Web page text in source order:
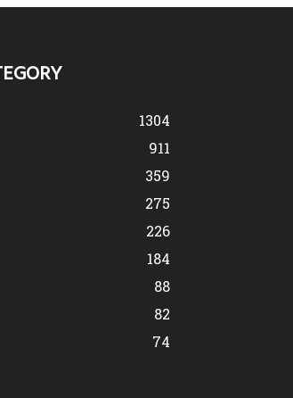
1304
911
359
275
226
184
88
82
74